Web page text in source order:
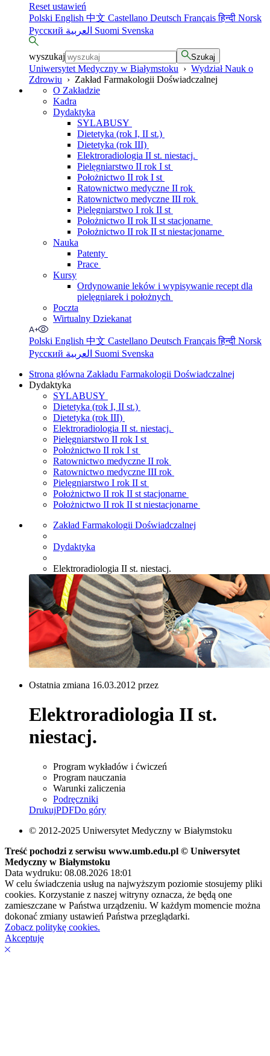
Reset ustawień
Polski English 中文 Castellano Deutsch Françaisहिन्दी Norsk
Русский
Suomi Svenska
wyszukaj Szukaj
Uniwersytet Medyczny w Białymstoku › Wydział Nauk o
Zdrowiu › Zakład Farmakologii Doświadczalnej
O Zakładzie
Kadra
Dydaktyka
SYLABUSY
Dietetyka (rok I, II st.)
Dietetyka (rok III)
Elektroradiologia II st. niestacj.
Pielęgniarstwo II rok I st
Położnictwo II rok I st
Ratownictwo medyczne II rok
Ratownictwo medyczne III rok
Pielęgniarstwo I rok II st
Położnictwo II rok II st stacjonarne
Położnictwo II rok II st niestacjonarne
Nauka
Patenty
Prace
Kursy
Ordynowanie leków i wypisywanie recept dla
pielęgniarek i położnych
Poczta
Wirtualny Dziekanat
Polski English 中文 Castellano Deutsch Françaisहिन्दी Norsk
Русский
Suomi Svenska
Strona główna Zakładu Farmakologii Doświadczalnej
Dydaktyka
SYLABUSY
Dietetyka (rok I, II st.)
Dietetyka (rok III)
Elektroradiologia II st. niestacj.
Pielęgniarstwo II rok I st
Położnictwo II rok I st
Ratownictwo medyczne II rok
Ratownictwo medyczne III rok
Pielęgniarstwo I rok II st
Położnictwo II rok II st stacjonarne
Położnictwo II rok II st niestacjonarne
Zakład Farmakologii Doświadczalnej
Dydaktyka
Elektroradiologia II st. niestacj.
Ostatnia zmiana 16.03.2012 przez
Elektroradiologia II st.
niestacj.
Program wykładów i ćwiczeń
Program nauczania
Warunki zaliczenia
Podręczniki
DrukujPDFDo góry
© 2012-2025 Uniwersytet Medyczny w Białymstoku
Treść pochodzi z serwisu www.umb.edu.pl © Uniwersytet
Medyczny w Białymstoku
Data wydruku: 08.08.2026 18:01
W celu świadczenia usług na najwyższym poziomie stosujemy pliki
cookies. Korzystanie z naszej witryny oznacza, że będą one
zamieszczane w Państwa urządzeniu. W każdym momencie można
dokonać zmiany ustawień Państwa przeglądarki.
Zobacz politykę cookies.
Akceptuję